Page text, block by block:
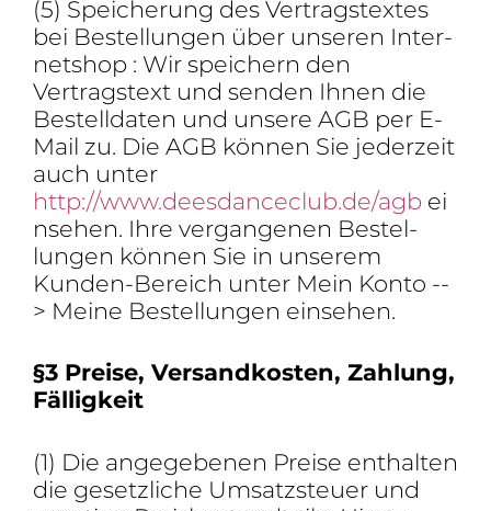
(5) Spei­che­rung des Vertrags­textes
bei Bestel­lungen über unseren Inter­
net­shop : Wir spei­chern den
Vertrags­text und senden Ihnen die
Bestell­daten und unsere AGB per E-
Mail zu. Die AGB können Sie jeder­zeit
auch unter
http://www.deesdanceclub.de/agb ei
nsehen. Ihre vergan­genen Bestel­
lungen können Sie in unserem
Kunden-Bereich unter Mein Konto --
> Meine Bestel­lungen einsehen.
§3 Preise, Versand­kosten, Zahlung,
Fälligkeit
(1) Die ange­ge­benen Preise enthalten
die gesetz­liche Umsatz­steuer und